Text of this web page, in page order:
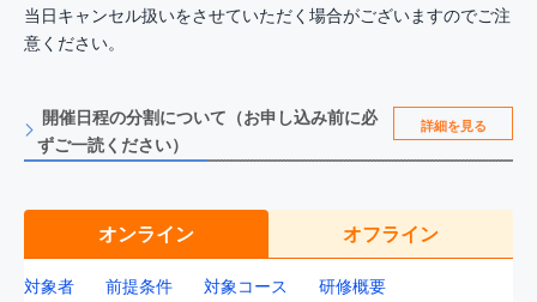
当日キャンセル扱いをさせていただく場合がございますのでご注
意ください。
開催日程の分割について（お申し込み前に必
ずご一読ください）
詳細を見る
オンライン オフライン
対象者 前提条件 対象コース
研修概要